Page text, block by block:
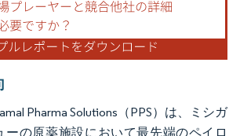
Pharma Solutions（PPS）は、ミシガ
ーの原薬施設において最先端のペイロ